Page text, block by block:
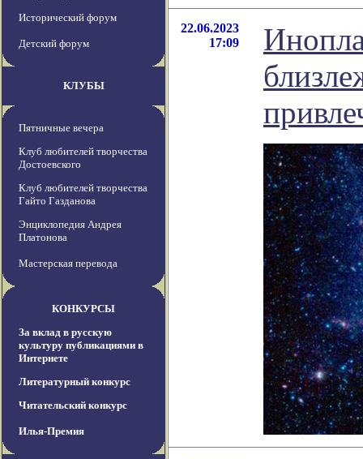
Исторический форум
Детский форум
КЛУБЫ
Пятничные вечера
Клуб любителей творчества
Достоевского
Клуб любителей творчества
Гайто Газданова
Энциклопедия Андрея
Платонова
Мастерская перевода
КОНКУРСЫ
За вклад в русскую
культуру публикациями в
Интернете
Литературный конкурс
Читательский конкурс
Илья-Премия
22.06.2023
17:09